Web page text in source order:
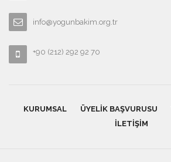
info@yogunbakim.org.tr
+90 (212) 292 92 70
KURUMSAL ÜYELIK BAŞVURUSU
İLETIŞIM